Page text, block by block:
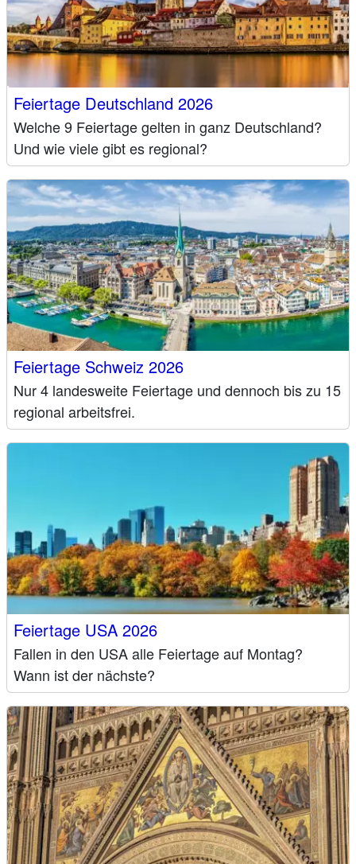
Feiertage Deutschland 2026
Welche 9 Feiertage gelten in ganz Deutschland?
Und wie viele gibt es regional?
Feiertage Schweiz 2026
Nur 4 landesweite Feiertage und dennoch bis zu 15
regional arbeitsfrei.
Feiertage USA 2026
Fallen in den USA alle Feiertage auf Montag?
Wann ist der nächste?